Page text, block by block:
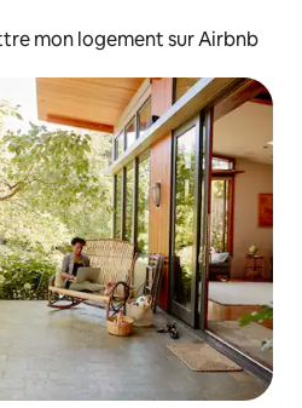
mon logement sur Airbnb